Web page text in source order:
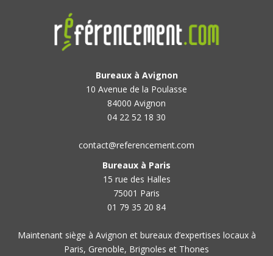
Bureaux à Avignon
10 Avenue de la Poulasse
84000 Avignon
04 22 52 18 30
contact@referencement.com
Bureaux à Paris
15 rue des Halles
75001 Paris
01 79 35 20 84
Maintenant siège à Avignon et bureaux d’expertises locaux à
Paris, Grenoble, Brignoles et Thones